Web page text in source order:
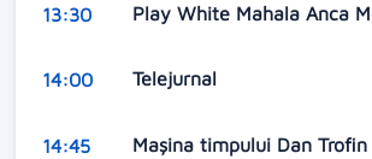
13:30 Play White Mahala Anca
14:00 Telejurnal
14:45 Mașina timpului Dan Trofin